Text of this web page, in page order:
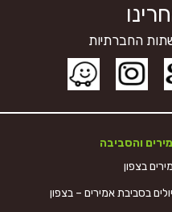
החברתיות
והסביבה
בצפון
בסביבת אמירים – בצפון